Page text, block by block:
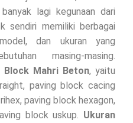
lagi kegunaan dari
sendiri memiliki berbagai
dan ukuran yang
masing-masing.
Block Mahri Beton, yaitu
paving block cacing
paving block hexagon,
block uskup. Ukuran